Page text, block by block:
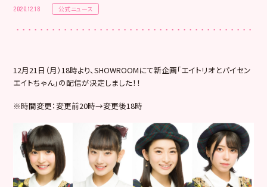
2020.12.18 公式ニュース
12月21日（月）18時より、SHOWROOMにて新企画「エイトリオとパイセン
エイトちゃん」の配信が決定しました！！
※時間変更：変更前20時→変更後18時